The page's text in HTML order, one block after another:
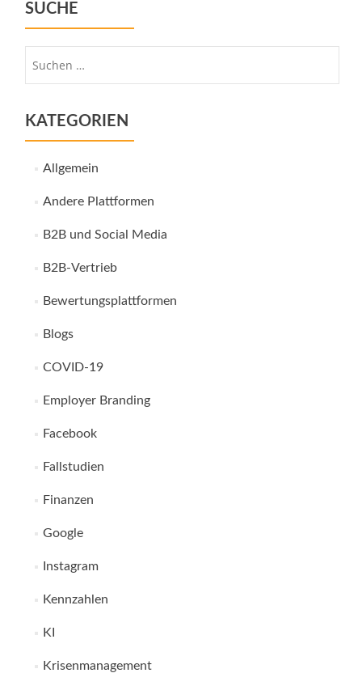
SUCHE
KATEGORIEN
Allgemein
Andere Plattformen
B2B und Social Media
B2B-Vertrieb
Bewertungsplattformen
Blogs
COVID-19
Employer Branding
Facebook
Fallstudien
Finanzen
Google
Instagram
Kennzahlen
KI
Krisenmanagement